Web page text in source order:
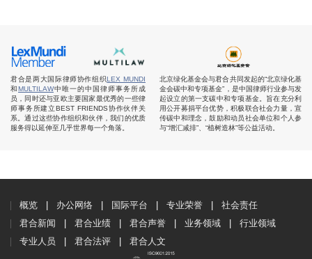
君合是两大国际律师协作组织LEX MUNDI
和MULTILAW中唯一的中国律师事务所成
员，同时还与亚欧主要国家最优秀的一些律
师事务所建立BEST FRIENDS协作伙伴关
系。通过这些协作组织和伙伴，我们的优质
服务得以延伸至几乎世界每一个角落。
北京绿化基金会与君合共同发起的“北京绿化基
金会碳中和专项基金”，是中国律师行业参与发
起设立的第一支碳中和专项基金。旨在充分利
用公开募捐平台优势，积极联合社会力量，宣
传碳中和理念，鼓励和动员社会单位和个人参
与“增汇减排”、“植树造林”等公益活动。
概览 办公网络 国际平台 专业荣誉
社会责任
君合新闻
君合业绩 君合声誉 业务领域
行业领域
专业人员
君合法评 君合人文